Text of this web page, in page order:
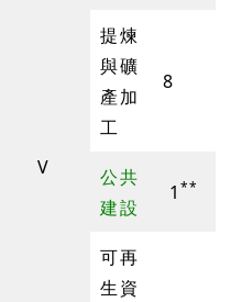
V
提煉
與礦
產加
工
8
公共
建設
1 **
可再
生資